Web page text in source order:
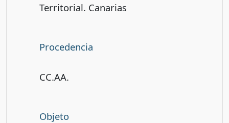
Territorial. Canarias
Procedencia
CC.AA.
Objeto